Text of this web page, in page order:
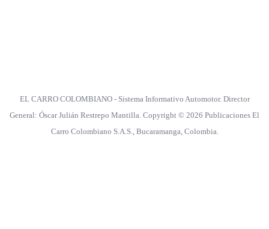
EL CARRO COLOMBIANO - Sistema Informativo Automotor. Director
General: Óscar Julián Restrepo Mantilla. Copyright © 2026 Publicaciones El
Carro Colombiano S.A.S., Bucaramanga, Colombia.